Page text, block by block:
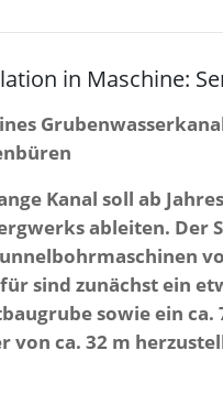
in Maschine:
Kanal soll ab
ableiten. Der
sind zunächst ein
sowie ein
von ca. 32 m